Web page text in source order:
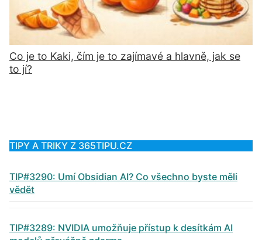
Co je to Kaki, čím je to zajímavé a hlavně, jak se
to jí?
TIPY A TRIKY Z 365TIPU.CZ
TIP#3290: Umí Obsidian AI? Co všechno byste měli
vědět
TIP#3289: NVIDIA umožňuje přístup k desítkám AI